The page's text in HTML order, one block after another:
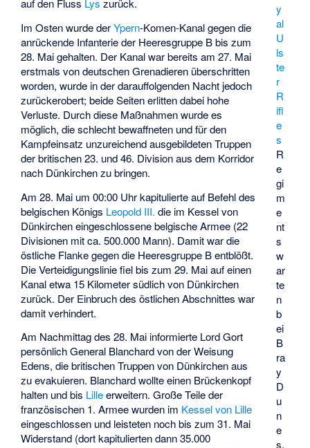
y
al
U
ls
te
r
R
ifl
e
s
R
e
gi
m
e
nt
s
w
ar
te
n
b
ei
B
ra
y
D
u
n
e
s,
auf den Fluss Lys zurück.
Im Osten wurde derYpern-Komen-Kanal gegen die
anrückende Infanterie der Heeresgruppe B bis zum
28. Mai gehalten. Der Kanal war bereits am 27. Mai
erstmals von deutschen Grenadieren überschritten
worden, wurde in der darauffolgenden Nacht jedoch
zurückerobert; beide Seiten erlitten dabei hohe
Verluste. Durch diese Maßnahmen wurde es
möglich, die schlecht bewaffneten und für den
Kampfeinsatz unzureichend ausgebildeten Truppen
der britischen 23. und 46. Division aus dem Korridor
nach Dünkirchen zu bringen.
Am 28. Mai um 00:00 Uhr kapitulierte auf Befehl des
belgischen Königs Leopold III. die im Kessel von
Dünkirchen eingeschlossene belgische Armee (22
Divisionen mit ca. 500.000 Mann). Damit war die
östliche Flanke gegen die Heeresgruppe B entblößt.
Die Verteidigungslinie fiel bis zum 29. Mai auf einen
Kanal etwa 15 Kilometer südlich von Dünkirchen
zurück. Der Einbruch des östlichen Abschnittes war
damit verhindert.
Am Nachmittag des 28. Mai informierte Lord Gort
persönlich General Blanchard von der Weisung
Edens, die britischen Truppen von Dünkirchen aus
zu evakuieren. Blanchard wollte einen Brückenkopf
halten und bis Lilleerweitern. Große Teile der
französischen 1. Armee wurden im Kessel von Lille
eingeschlossen und leisteten noch bis zum 31. Mai
Widerstand (dort kapitulierten dann 35.000